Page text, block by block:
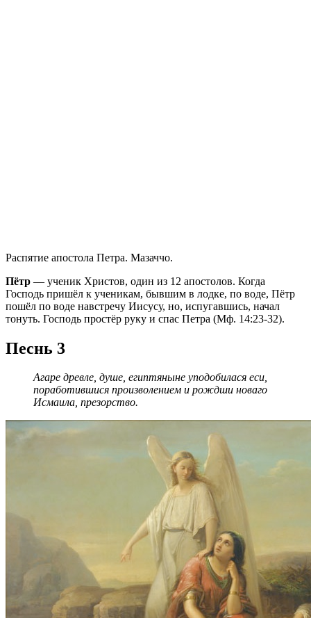
Распятие апостола Петра. Мазаччо.
Пётр — ученик Христов, один из 12 апостолов. Когда
Господь пришёл к ученикам, бывшим в лодке, по воде, Пётр
пошёл по воде навстречу Иисусу, но, испугавшись, начал
тонуть. Господь простёр руку и спас Петра (Мф. 14:23-32).
Песнь 3
Агаре древле, душе, египтяныне уподобилася еси,
поработившися произволением и рождши новаго
Исмаила, презорство.